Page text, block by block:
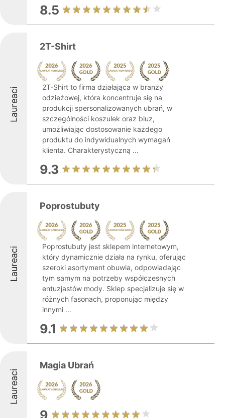
8.5
Laureaci
2T-Shirt
2T-Shirt to firma działająca w branży
odzieżowej, która koncentruje się na
produkcji spersonalizowanych ubrań, w
szczególności koszulek oraz bluz,
umożliwiając dostosowanie każdego
produktu do indywidualnych wymagań
klienta. Charakterystyczną ...
9.3
Laureaci
Poprostubuty
Poprostubuty jest sklepem internetowym,
który dynamicznie działa na rynku, oferując
szeroki asortyment obuwia, odpowiadając
tym samym na potrzeby współczesnych
entuzjastów mody. Sklep specjalizuje się w
różnych fasonach, proponując między
innymi ...
9.1
Laureaci
Magia Ubrań
9